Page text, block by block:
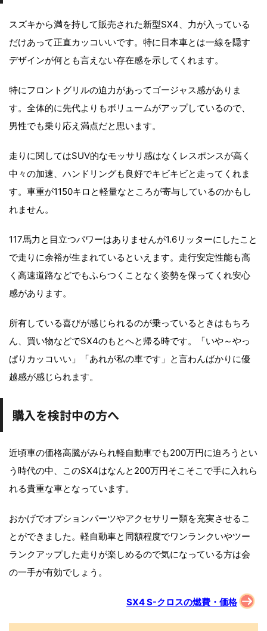
スズキから満を持して販売された新型SX4、力が入っている
だけあって正直カッコいいです。特に日本車とは一線を隠す
デザインが何とも言えない存在感を示してくれます。
特にフロントグリルの迫力があってゴージャス感がありま
す。全体的に先代よりもボリュームがアップしているので、
男性でも乗り応え満点だと思います。
走りに関してはSUV的なモッサリ感はなくレスポンスが高く
中々の加速、ハンドリングも良好でキビキビと走ってくれま
す。車重が1150キロと軽量なところが寄与しているのかもし
れません。
117馬力と目立つパワーはありませんが1.6リッターにしたこと
で走りに余裕が生まれているといえます。走行安定性能も高
く高速道路などでもふらつくことなく姿勢を保ってくれ安心
感があります。
所有している喜びが感じられるのが乗っているときはもちろ
ん、買い物などでSX4のもとへと帰る時です。「いや～やっ
ぱりカッコいい」「あれが私の車です」と言わんばかりに優
越感が感じられます。
購入を検討中の方へ
近頃車の価格高騰がみられ軽自動車でも200万円に迫ろうとい
う時代の中、このSX4はなんと200万円そこそこで手に入れら
れる貴重な車となっています。
おかげでオプションパーツやアクセサリー類を充実させるこ
とができました。軽自動車と同額程度でワンランクいやツー
ランクアップした走りが楽しめるので気になっている方は会
の一手が有効でしょう。
SX4 S-クロスの燃費・価格